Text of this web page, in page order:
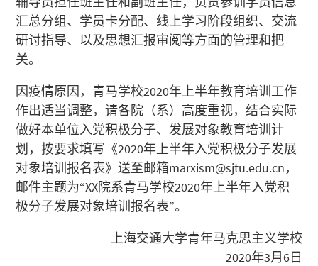
汇总分组、学员卡分配、线上学习阶段组织、交流
研讨指导、以及思想汇报审阅等方面的管理和把
关。
因疫情原因，青马学校2020年上半年教育培训工作
作出适当调整，请各院（系）高度重视，结合实际
做好本单位入党积极分子、发展对象教育培训计
划，按要求填写《2020年上半年入党积极分子发展
对象培训报名表》送至邮箱marxism@sjtu.edu.cn，
邮件主题为“XX院系青马学校2020年上半年入党积
极分子发展对象培训报名表”。
上海交通大学青年马克思主义学校
2020年3月6日